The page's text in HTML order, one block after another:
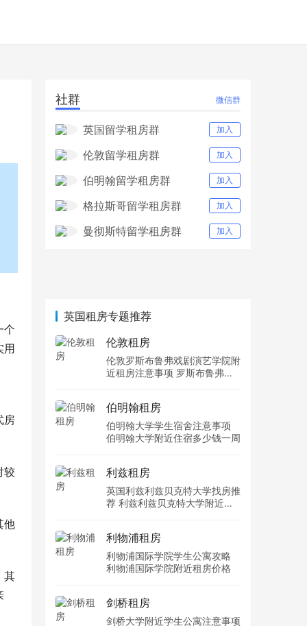
个
用
房
较
他
其
社群 微信群
英国留学租房群 加入
伦敦留学租房群 加入
伯明翰留学租房群 加入
格拉斯哥留学租房群 加入
曼彻斯特留学租房群 加入
英国租房专题推荐
伦敦租房
伦敦罗斯布鲁弗戏剧演艺学院附
近租房注意事项 罗斯布鲁弗戏
伯明翰租房
伯明翰大学学生宿舍注意事项
伯明翰大学附近住宿多少钱一周
利兹租房
英国利兹利兹贝克特大学找房推
荐 利兹利兹贝克特大学附近住
利物浦租房
利物浦国际学院学生公寓攻略
利物浦国际学院附近租房价格
剑桥租房
剑桥大学附近学生公寓注意事项